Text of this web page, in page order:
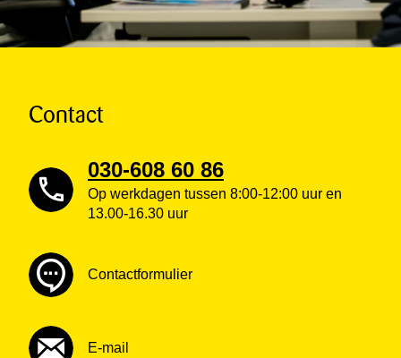
Contact
030-608 60 86
Op werkdagen tussen 8:00-12:00 uur en
13.00-16.30 uur
Contactformulier
E-mail